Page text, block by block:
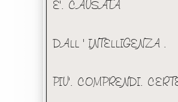
E'. CAUSATA
DALL ' INTELLIGENZA .
PIU'. COMPRENDI.